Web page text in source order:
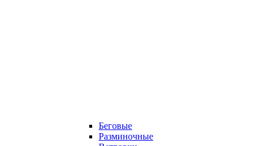
Беговые
Разминочные